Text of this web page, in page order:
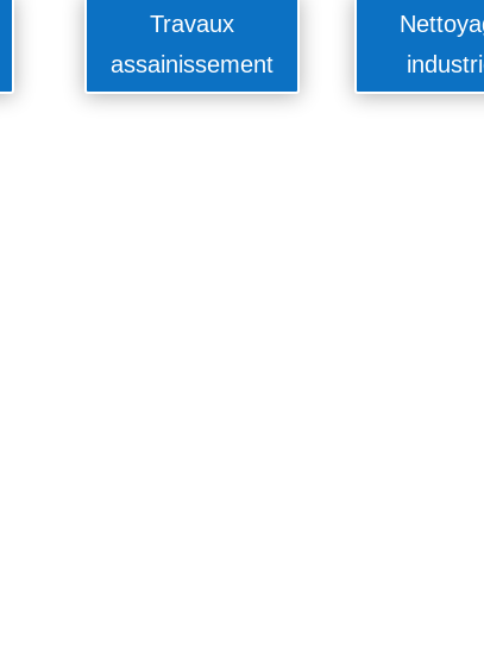
Travaux
assainissement